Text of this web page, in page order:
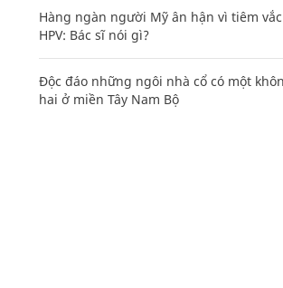
Hàng ngàn người Mỹ ân hận vì tiêm
HPV: Bác sĩ nói gì?
Độc đáo những ngôi nhà cổ có một
hai ở miền Tây Nam Bộ